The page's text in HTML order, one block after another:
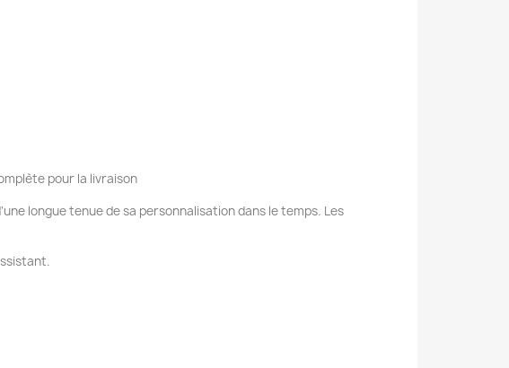
pour la livraison
longue tenue de sa personnalisation dans le temps. Les